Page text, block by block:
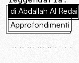
di Abdallah Al Redai
Approfondimenti